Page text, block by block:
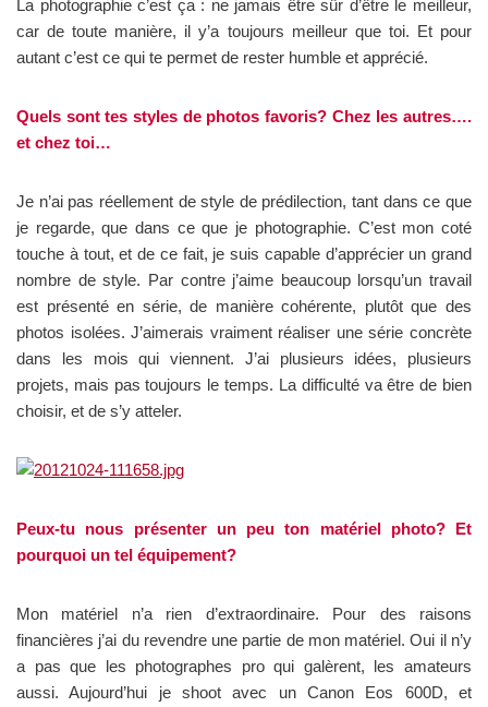
La photographie c’est ça : ne jamais être sûr d’être le meilleur,
car de toute manière, il y’a toujours meilleur que toi. Et pour
autant c’est ce qui te permet de rester humble et apprécié.
Quels sont tes styles de photos favoris? Chez les autres….
et chez toi…
Je n’ai pas réellement de style de prédilection, tant dans ce que
je regarde, que dans ce que je photographie. C’est mon coté
touche à tout, et de ce fait, je suis capable d’apprécier un grand
nombre de style. Par contre j’aime beaucoup lorsqu’un travail
est présenté en série, de manière cohérente, plutôt que des
photos isolées. J’aimerais vraiment réaliser une série concrète
dans les mois qui viennent. J’ai plusieurs idées, plusieurs
projets, mais pas toujours le temps. La difficulté va être de bien
choisir, et de s’y atteler.
Peux-tu nous présenter un peu ton matériel photo? Et
pourquoi un tel équipement?
Mon matériel n’a rien d’extraordinaire. Pour des raisons
financières j’ai du revendre une partie de mon matériel. Oui il n’y
a pas que les photographes pro qui galèrent, les amateurs
aussi. Aujourd’hui je shoot avec un Canon Eos 600D, et